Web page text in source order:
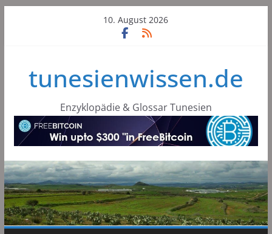
10. August 2026
tunesienwissen.de
Enzyklopädie & Glossar Tunesien